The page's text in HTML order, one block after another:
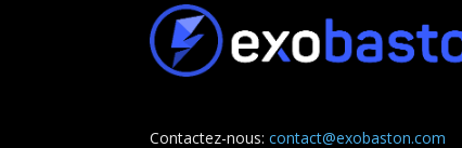
Contactez-nous: contact@exobaston.com